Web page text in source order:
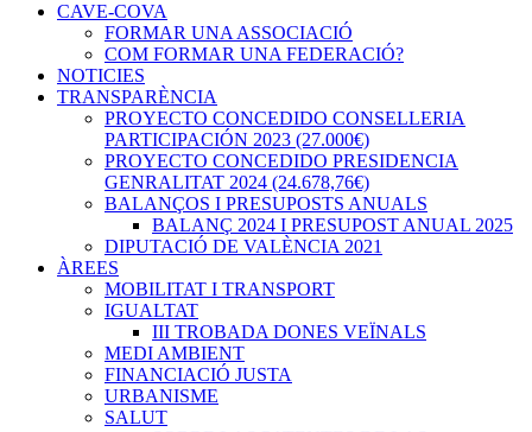
CAVE-COVA
FORMAR UNA ASSOCIACIÓ
COM FORMAR UNA FEDERACIÓ?
NOTICIES
TRANSPARÈNCIA
PROYECTO CONCEDIDO CONSELLERIA
PARTICIPACIÓN 2023 (27.000€)
PROYECTO CONCEDIDO PRESIDENCIA
GENRALITAT 2024 (24.678,76€)
BALANÇOS I PRESUPOSTS ANUALS
BALANÇ 2024 I PRESUPOST ANUAL 2025
DIPUTACIÓ DE VALÈNCIA 2021
ÀREES
MOBILITAT I TRANSPORT
IGUALTAT
III TROBADA DONES VEÏNALS
MEDI AMBIENT
FINANCIACIÓ JUSTA
URBANISME
SALUT